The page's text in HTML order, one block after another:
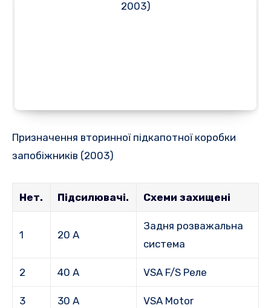
Призначення вторинної підкапотної коробки
запобіжників (2003)
Нет. Підсилювачі. Схеми захищені
1 20 А
Задня розважальна
система
2 40 А VSA F/S Реле
3 30 А VSA Motor